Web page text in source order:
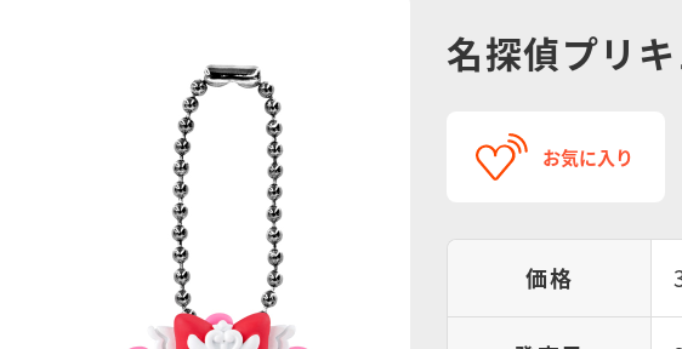
PROJECT R.E.D.・ス
ーパー戦隊シリーズ
プリキュアシリーズ
つりグミ チョコサプ
名探偵プリ
お気に入り
価格